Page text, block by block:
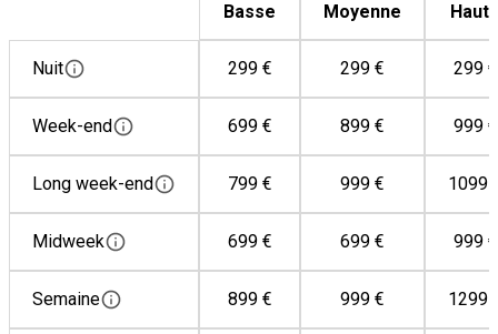
Lave-vaisselle
Micro-ondes
Mixeur
Plaque de cuisson à induction
Plaque de cuisson électrique
Réfrigérateur
Basse Moyenne
Nuit 299 € 299 € 299 €
Week-end 699 € 899 € 999 €
Long week-end 799 € 999 € 1099
Midweek 699 € 699 € 999 €
Semaine 899 € 999 € 1299